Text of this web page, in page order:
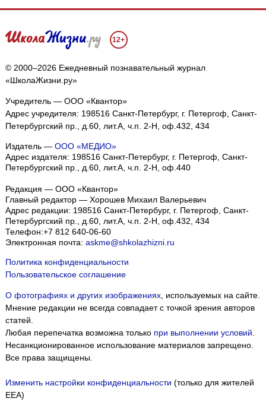
12+
© 2000–2026 Ежедневный познавательный журнал
«ШколаЖизни.ру»
Учредитель — ООО «Квантор»
Адрес учредителя: 198516 Санкт-Петербург, г. Петергоф, Санкт-
Петербургский пр., д.60, лит.А, ч.п. 2-Н, оф.432, 434
Издатель — ООО «МЕДИО»
Адрес издателя: 198516 Санкт-Петербург, г. Петергоф, Санкт-
Петербургский пр., д.60, лит.А, ч.п. 2-Н, оф.440
Редакция — ООО «Квантор»
Главный редактор — Хорошев Михаил Валерьевич
Адрес редакции: 198516 Санкт-Петербург, г. Петергоф, Санкт-
Петербургский пр., д.60, лит.А, ч.п. 2-Н, оф.432, 434
Телефон:+7 812 640-06-60
Электронная почта: askme@shkolazhizni.ru
Политика конфиденциальности
Пользовательское соглашение
О фотографиях и других изображениях, используемых на сайте.
Мнение редакции не всегда совпадает с точкой зрения авторов
статей.
Любая перепечатка возможна только при выполнении условий.
Несанкционированное использование материалов запрещено.
Все права защищены.
Изменить настройки конфиденциальности (только для жителей
EEA)